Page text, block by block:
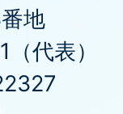
地
代表）